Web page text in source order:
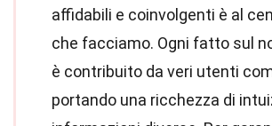
affidabili e coinvolgenti è al
che facciamo. Ogni fatto sul
è contribuito da veri utenti
portando una ricchezza di